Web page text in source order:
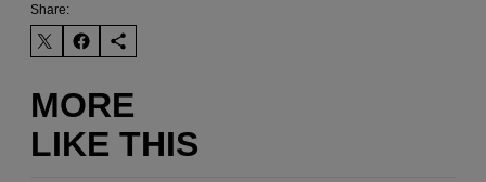
Share:
MORE
LIKE THIS